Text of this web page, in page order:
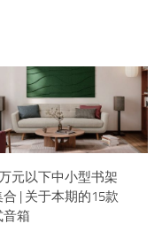
元以下中小型书架
| 关于本期的15款
音箱